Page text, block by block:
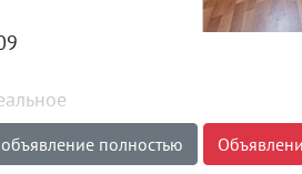
000₽
полностью